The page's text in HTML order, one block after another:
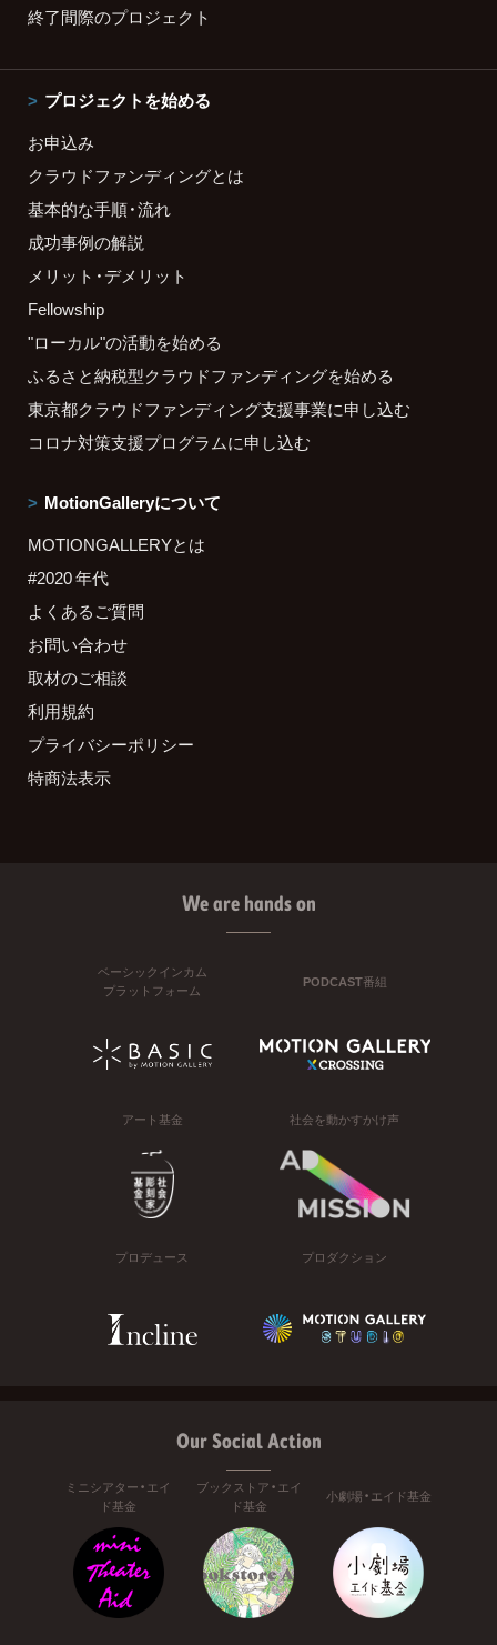
終了間際のプロジェクト
プロジェクトを始める
お申込み
クラウドファンディングとは
基本的な手順・流れ
成功事例の解説
メリット・デメリット
Fellowship
"ローカル"の活動を始める
ふるさと納税型クラウドファンディングを始める
東京都クラウドファンディング支援事業に申し込む
コロナ対策支援プログラムに申し込む
MotionGalleryについて
MOTIONGALLERYとは
#2020 年代
よくあるご質問
お問い合わせ
取材のご相談
利用規約
プライバシーポリシー
特商法表示
We are hands on
ベーシックインカム
プラットフォーム
PODCAST番組
アート基金 社会を動かすかけ声
プロデュース プロダクション
Our Social Action
ミニシアター・エイ
ド基金
ブックストア・エイ
ド基金
小劇場・エイド基金